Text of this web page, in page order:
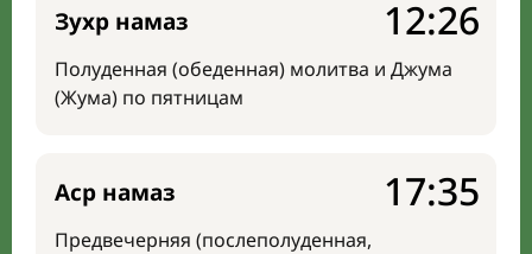
Зухр намаз
Полуденная (обеденная) молитва и Джума
(Жума) по пятницам
12:26
Аср намаз
Предвечерняя (послеполуденная,
17:35